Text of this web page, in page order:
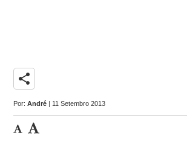
share
Por:André | 11 Setembro 2013